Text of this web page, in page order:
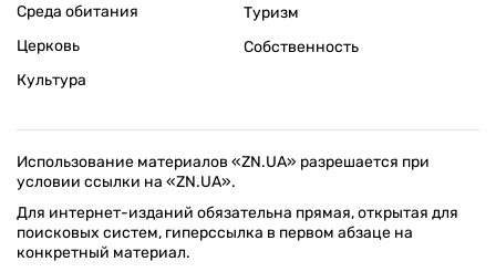
Среда обитания
Церковь
Культура
Туризм
Собственность
Использование материалов «ZN.UA» разрешается при
условии ссылки на «ZN.UA».
Для интернет-изданий обязательна прямая, открытая для
поисковых систем, гиперссылка в первом абзаце на
конкретный материал.